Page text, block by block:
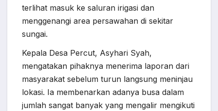
terlihat masuk ke saluran irigasi dan
menggenangi area persawahan di sekitar
sungai.
Kepala Desa Percut, Asyhari Syah,
mengatakan pihaknya menerima laporan dari
masyarakat sebelum turun langsung meninjau
lokasi. Ia membenarkan adanya busa dalam
jumlah sangat banyak yang mengalir mengikuti